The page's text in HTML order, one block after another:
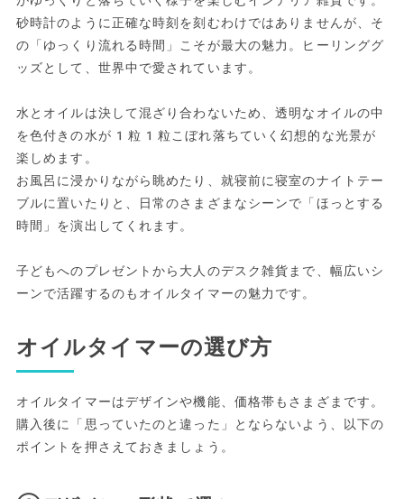
砂時計のように正確な時刻を刻むわけではありませんが、そ
の「ゆっくり流れる時間」こそが最大の魅力。ヒーリンググ
ッズとして、世界中で愛されています。
水とオイルは決して混ざり合わないため、透明なオイルの中
を色付きの水が1粒1粒こぼれ落ちていく幻想的な光景が
楽しめます。
お風呂に浸かりながら眺めたり、就寝前に寝室のナイトテー
ブルに置いたりと、日常のさまざまなシーンで「ほっとする
時間」を演出してくれます。
子どもへのプレゼントから大人のデスク雑貨まで、幅広いシ
ーンで活躍するのもオイルタイマーの魅力です。
オイルタイマーの選び方
オイルタイマーはデザインや機能、価格帯もさまざまです。
購入後に「思っていたのと違った」とならないよう、以下の
ポイントを押さえておきましょう。